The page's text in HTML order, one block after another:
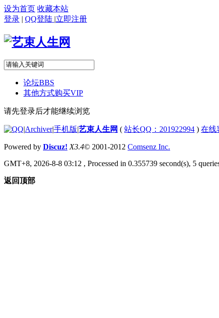
设为首页 收藏本站
登录 | QQ登陆 |立即注册
论坛BBS
其他方式购买VIP
请先登录后才能继续浏览
|Archiver|手机版|艺束人生网 ( 站长QQ：201922994 ) 在线
Powered by Discuz! X3.4© 2001-2012 Comsenz Inc.
GMT+8, 2026-8-8 03:12 , Processed in 0.355739 second(s), 5
返回顶部